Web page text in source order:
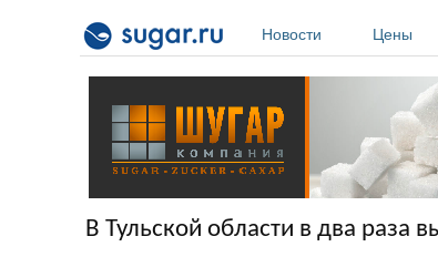
Новости
Цены
В Тульской области в два раза